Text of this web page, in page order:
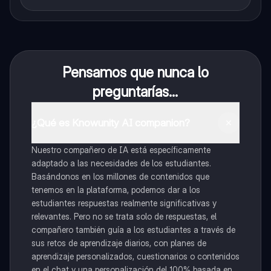
Pensamos que nunca lo
preguntarías...
Nuestro compañero de IA está específicamente
adaptado a las necesidades de los estudiantes.
Basándonos en los millones de contenidos que
tenemos en la plataforma, podemos dar a los
estudiantes respuestas realmente significativas y
relevantes. Pero no se trata solo de respuestas, el
compañero también guía a los estudiantes a través de
sus retos de aprendizaje diarios, con planes de
aprendizaje personalizados, cuestionarios o contenidos